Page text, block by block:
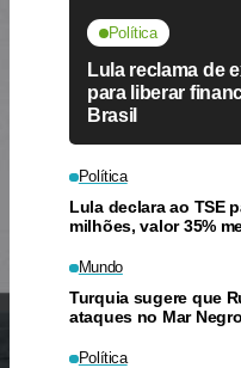
Política
Lula reclama de
para liberar
Brasil
Política
Lula declara ao TSE
milhões, valor 35%
Mundo
Turquia sugere que
ataques no Mar
Política